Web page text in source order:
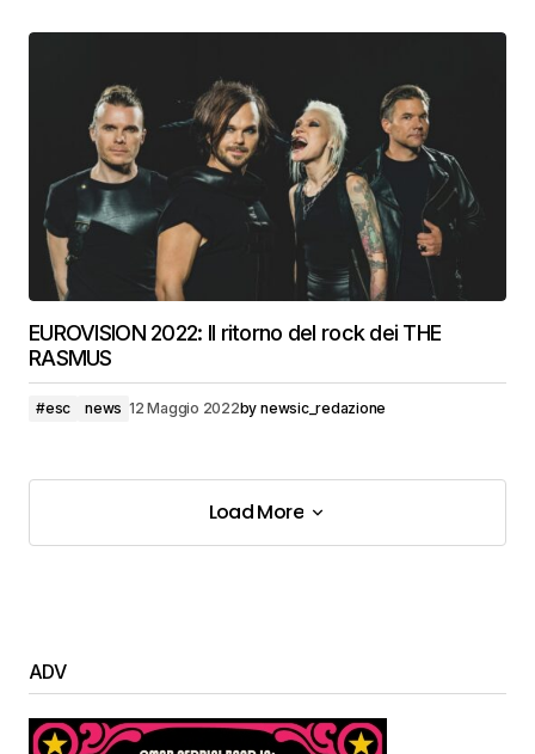
EUROVISION 2022: Il ritorno del rock dei THE
RASMUS
#esc news 12 Maggio 2022by newsic_redazione
Load More
Load More
ADV